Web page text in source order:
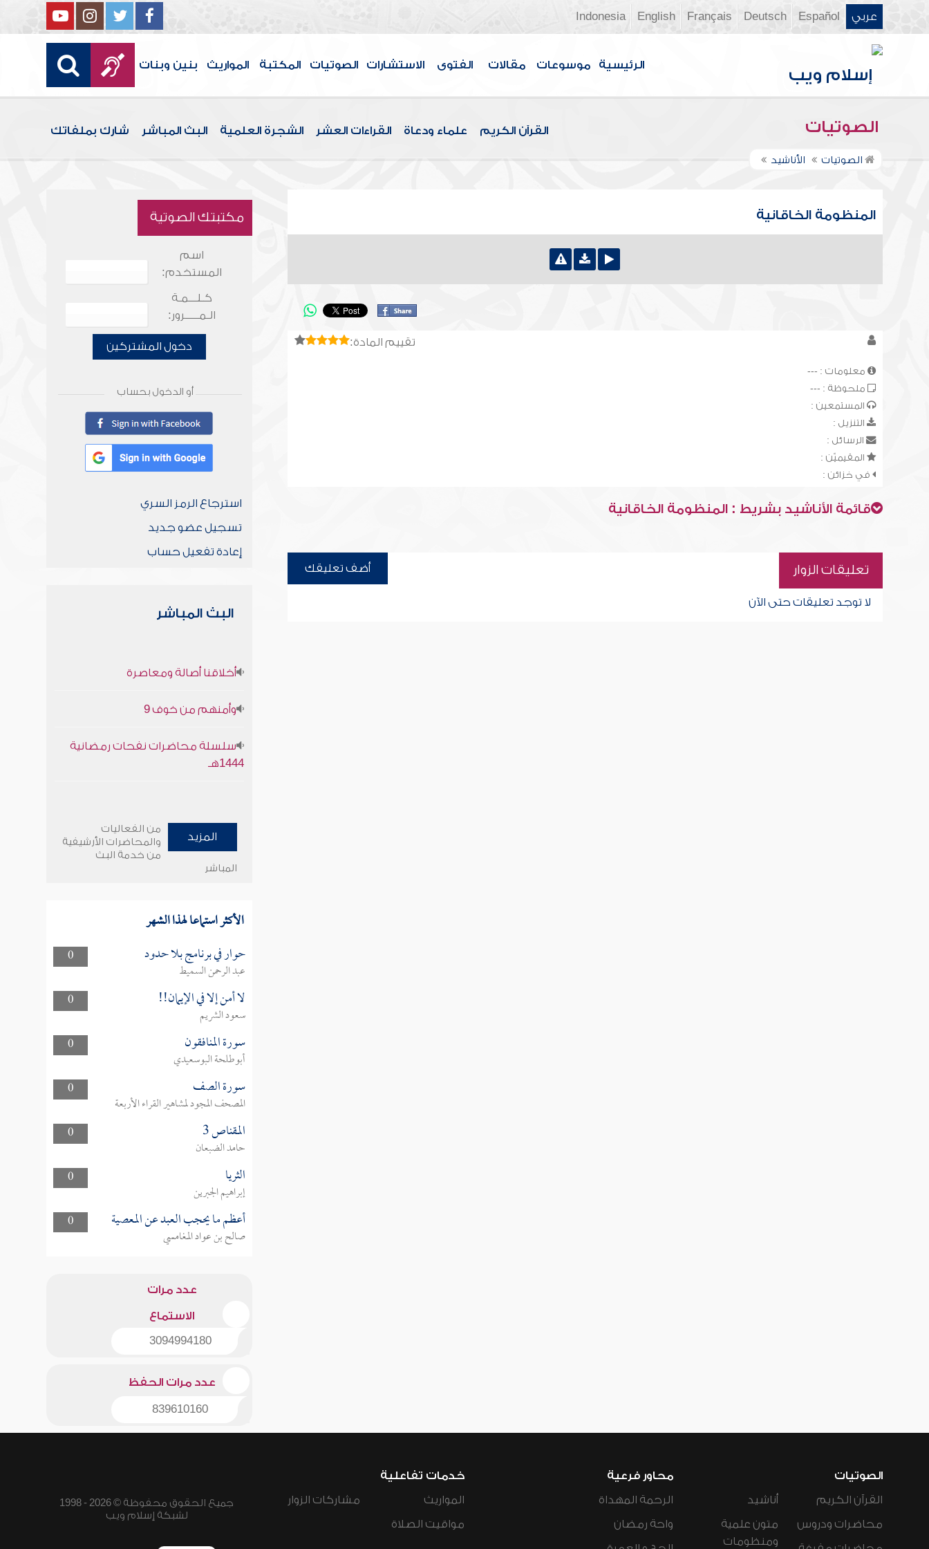
عربي Español
Deutsch
Français
English
Indonesia
الرئيسية موسوعات مقالات الفتوى الاستشارات الصوتيات المكتبة المواريث بنين وبنات
الصوتيات القرآن الكريم علماء ودعاة القراءات العشر الشجرة العلمية البث المباشر شارك بملفاتك
الصوتيات الأناشيد
المنظومة الخاقانية
تقييم المادة:
معلومات : ---
ملحوظة : ---
المستمعين :
التنزيل :
الرسائل :
المقيميّن :
في خزائن :
قائمة الأناشيد بشريط : المنظومة الخاقانية
تعليقات الزوار أضف تعليقك
لا توجد تعليقات حتى الآن
مكتبتك الصوتية
اسم
المستخدم:
كـلـــمـة
الـمـــــرور:
دخول المشتركين
أو الدخول بحساب
استرجاع الرمز السري
تسجيل عضو جديد
إعادة تفعيل حساب
البث المباشر
أخلاقنا أصالة ومعاصرة
وأمنهم من خوف 9
سلسلة محاضرات نفحات رمضانية
1444هـ
المزيد
من الفعاليات
والمحاضرات الأرشيفية
من خدمة البث
المباشر
الأكثر استماعا لهذا الشهر
0 حوار في برنامج بلا حدود
عبد الرحمن السميط
0
لا أمن إلا في الإيمان!!
سعود الشريم
0
سورة المنافقون
أبوطلحة البوسعيدي
0
سورة الصف
المصحف المجود لمشاهير القراء الأربعة
0
المقناص 3
حامد الضبعان
0
الثريا
إبراهيم الجبرين
0
أعظم ما يحجب العبد عن المعصية
صالح بن عواد المغامسي
عدد مرات
الاستماع
3094994180
عدد مرات الحفظ
839610160
الصوتيات
القرآن الكريم
محاضرات ودروس
أناشيد
متون علمية
ومنظومات
محاور فرعية
الرحمة المهداة
واحة رمضان
خدمات تفاعلية
المواريث
مواقيت الصلاة
مشاركات الزوار
جميع الحقوق محفوظة © 2026 - 1998
لشبكة إسلام ويب